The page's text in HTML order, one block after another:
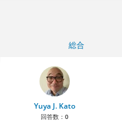
総合
Yuya J. Kato
回答数： 0